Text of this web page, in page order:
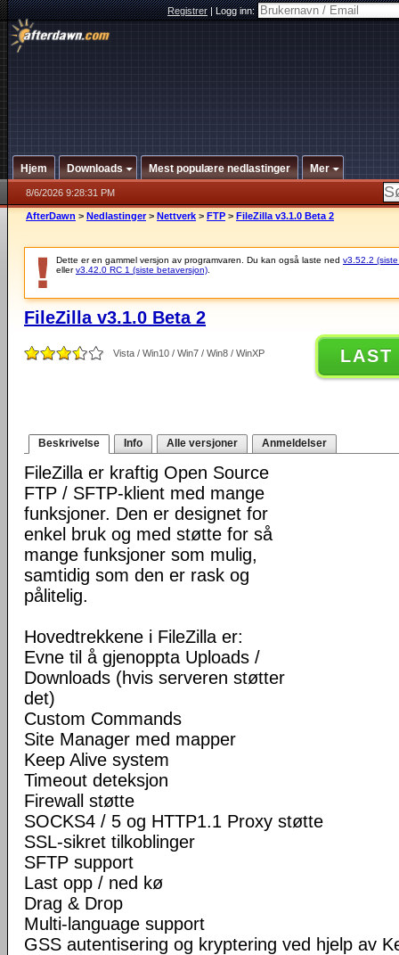
Registrer|Logg inn:
Hjem Downloads Mest populære nedlastinger Mer
8/6/2026 9:28:31 PM
AfterDawn > Nedlastinger > Nettverk > FTP > FileZilla v3.1.0 Beta 2
Dette er en gammel versjon av programvaren. Du kan også laste ned v3.52.2
ellerv3.42.0 RC 1 (siste betaversjon)
FileZilla v3.1.0 Beta 2
Vista / Win10 / Win7 / Win8 / WinXP LAST
Beskrivelse Info Alle versjoner Anmeldelser
FileZilla er kraftig Open Source
FTP / SFTP-klient med mange
funksjoner. Den er designet for
enkel bruk og med støtte for så
mange funksjoner som mulig,
samtidig som den er rask og
pålitelig.
Hovedtrekkene i FileZilla er:
Evne til å gjenoppta Uploads /
Downloads (hvis serveren støtter
det)
Custom Commands
Site Manager med mapper
Keep Alive system
Timeout deteksjon
Firewall støtte
SOCKS4 / 5 og HTTP1.1 Proxy støtte
SSL-sikret tilkoblinger
SFTP support
Last opp / ned kø
Drag & Drop
Multi-language support
GSS autentisering og kryptering ved hjelp av